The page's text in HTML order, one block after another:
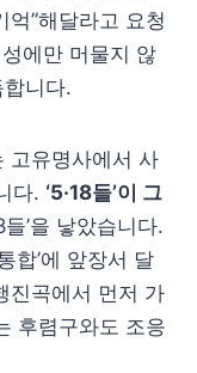
억”해달라고 요청
에만 머물지 않
니다.
고유명사에서 사
다. ‘5·18들’이 그
’을 낳았습니다.
합’에 앞장서 달
진곡에서 먼저 가
후렴구와도 조응